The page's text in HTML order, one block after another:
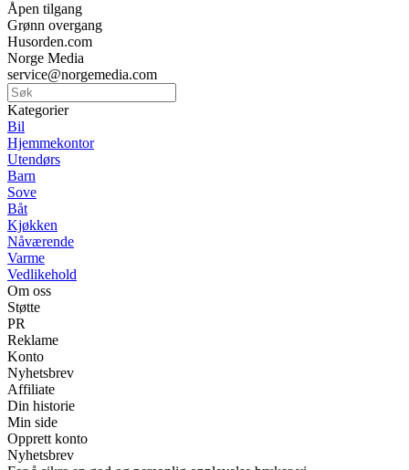
Åpen tilgang
Grønn overgang
Husorden.com
Norge Media
service@norgemedia.com
Kategorier
Bil
Hjemmekontor
Utendørs
Barn
Sove
Båt
Kjøkken
Nåværende
Varme
Vedlikehold
Om oss
Støtte
PR
Reklame
Konto
Nyhetsbrev
Affiliate
Din historie
Min side
Opprett konto
Nyhetsbrev